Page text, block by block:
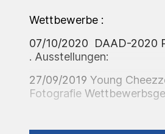
Wettbewerbe :
07/10/2020 DAAD-2020
. Ausstellungen:
27/09/2019 Young
Fotografie
28/02/2021 Gopea